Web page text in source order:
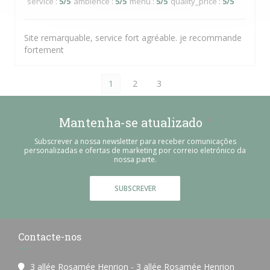
Site remarquable, service fort agréable. je recommande
fortement
1 2 3
Mantenha-se atualizado
Subscrever a nossa newsletter para receber comunicações
personalizadas e ofertas de marketing por correio eletrónico da
nossa parte.
SUBSCREVER
Contacte-nos
3 allée Rosamée Henrion - 3 allée Rosamée Henrion